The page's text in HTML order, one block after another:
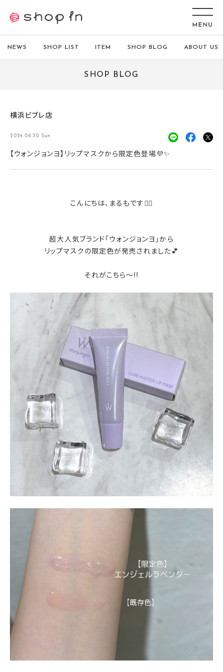
NEWS SHOP LIST ITEM SHOP BLOG ABOUT US
SHOP BLOG
横浜ビブレ店
2024.06.30 Sun
【ウォンジョンヨ】リップマスクから限定色登場💜✨
こんにちは、まるもです🙆‍♀️
超大人気ブランド「ウォンジョンヨ」から
リップマスクの限定色が発売されました💕
それがこちら～!!